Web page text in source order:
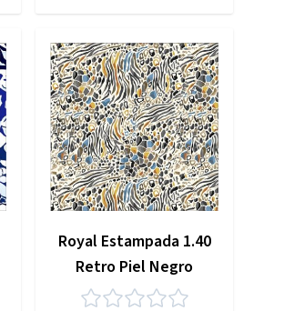
Royal Estampada 1.40
Retro Piel Negro